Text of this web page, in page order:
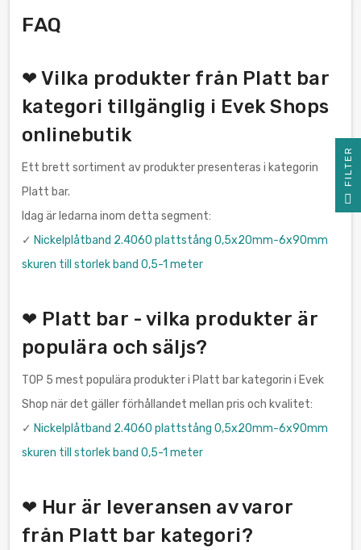
FAQ
❤ Vilka produkter från Platt bar
kategori tillgänglig i Evek Shops
onlinebutik
Ett brett sortiment av produkter presenteras i kategorin
Platt bar.
Idag är ledarna inom detta segment:
✓ Nickelplåtband 2.4060 plattstång 0,5x20mm-6x90mm
skuren till storlek band 0,5-1 meter
❤ Platt bar - vilka produkter är
populära och säljs?
TOP 5 mest populära produkter i Platt bar kategorin i Evek
Shop när det gäller förhållandet mellan pris och kvalitet:
✓ Nickelplåtband 2.4060 plattstång 0,5x20mm-6x90mm
skuren till storlek band 0,5-1 meter
❤ Hur är leveransen av varor
från Platt bar kategori?
R